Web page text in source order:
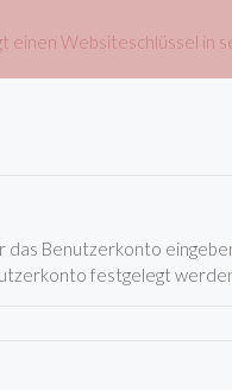
einen Websiteschlüssel
Benutzerkonto
festgelegt